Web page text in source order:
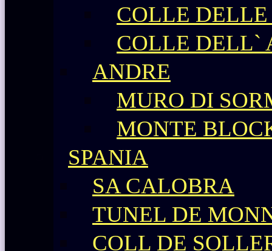
COLLE
COLLE DELL`
ANDRE
MURO DI
MONTE
SPANIA
SA CALOBRA
TUNEL DE
COLL DE